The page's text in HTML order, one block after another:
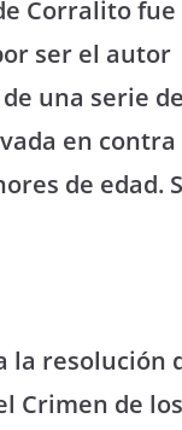
Corralito fue
ser el autor
una serie
en contra
de edad.
la resolución
Crimen de los